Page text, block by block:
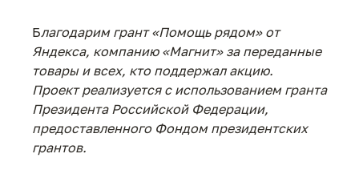
Благодарим грант «Помощь рядом» от
Яндекса, компанию «Магнит» за переданные
товары и всех, кто поддержал акцию.
Проект реализуется с использованием гранта
Президента Российской Федерации,
предоставленного Фондом президентских
грантов.